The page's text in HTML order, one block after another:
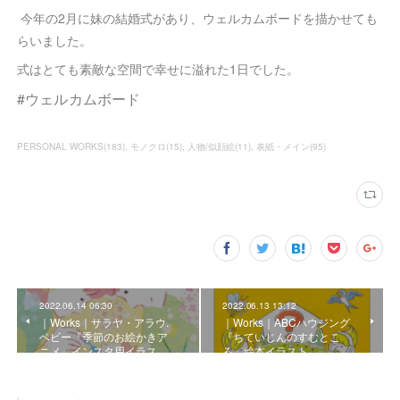
今年の2月に妹の結婚式があり、ウェルカムボードを描かせても
らいました。
式はとても素敵な空間で幸せに溢れた1日でした。
#ウェルカムボード
PERSONAL WORKS(183) モノクロ (15) 人物/似顔絵(11) 表紙・メイン(95)
2022.06.14 06:30
｜Works｜サラヤ・アラウ.
ベビー『季節のお絵かきア
ニメ』インスタ用イラス…
2022.06.13 13:12
｜Works｜ABCハウジング
『ちていじんのすむとこ
ろ』絵本イラスト